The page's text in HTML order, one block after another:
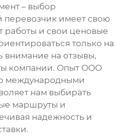
– выбор
перевозчик имеет свою
работы и свои ценовые
только на
внимание на отзывы,
компании. Опыт ООО
международными
нам выбирать
маршруты и
надежность и